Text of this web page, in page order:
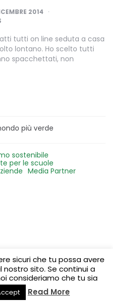
2014
tutti on line seduta a casa
lontano. Ho scelto tutti
spacchettati, non
più verde
sostenibile
per le scuole
Media Partner
sicuri che tu possa avere
nostro sito. Se continui a
consideriamo che tu sia
Read More